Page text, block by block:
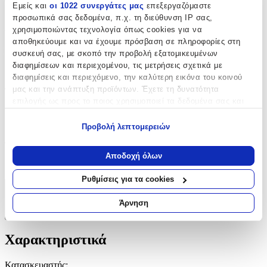
Εμείς και οι 1022 συνεργάτες μας επεξεργαζόμαστε
προσωπικά σας δεδομένα, π.χ. τη διεύθυνση IP σας,
χρησιμοποιώντας τεχνολογία όπως cookies για να
αποθηκεύουμε και να έχουμε πρόσβαση σε πληροφορίες στη
συσκευή σας, με σκοπό την προβολή εξατομικευμένων
διαφημίσεων και περιεχομένου, τις μετρήσεις σχετικά με
διαφημίσεις και περιεχόμενο, την καλύτερη εικόνα του κοινού
μας και την ανάπτυξη προϊόντων. Έχετε τη δυνατότητα
Να συλλέξουμε πληροφορίες σχετικά με τη γεωγραφική
σας τοποθεσία, οι οποίες μπορεί να είναι ακριβείς σε
απόσταση μερικών μέτρων
Να αναγνωρίσουμε τη συσκευή σας σαρώνοντας ενεργά
για συγκεκριμένα χαρακτηριστικά (δακτυλικό αποτύπωμα)
Μάθετε περισσότερα σχετικά με τον τρόπο επεξεργασίας των
προσωπικών σας δεδομένων και καθορίστε τις προτιμήσεις σας
στηνενότητα “Λεπτομέρειες”
ανακαλέσετε τη συγκατάθεσή σας ανά πάσα στιγμή από τη
Δήλωση Cookies.
Προβολή λεπτομερειών
Αποδοχή όλων
Ρυθμίσεις για τα cookies
Άρνηση
Χαρακτηριστικά
Κατασκευαστής :
Kymi
Τεμάχια:
50
Χαρακτηριστικά
+
Χαρακτηριστικά
Κατασκευαστής: